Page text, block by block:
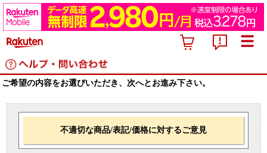
ご希望の内容をお選びいただき、次へとお進み下さい。
不適切な商品/表記/価格に対するご意見